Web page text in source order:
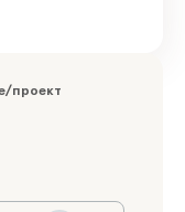
проект